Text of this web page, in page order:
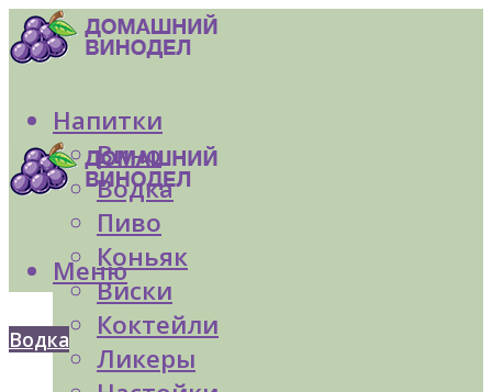
Напитки
Вино
Водка
Пиво
Коньяк
Виски
Коктейли
Ликеры
Меню
Водка